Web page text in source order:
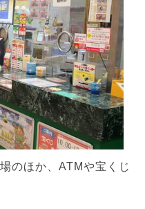
のほか、ATMや宝くじ